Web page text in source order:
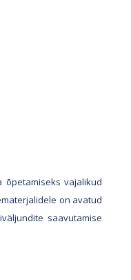
õpetamiseks vajalikud
on avatud
saavutamise